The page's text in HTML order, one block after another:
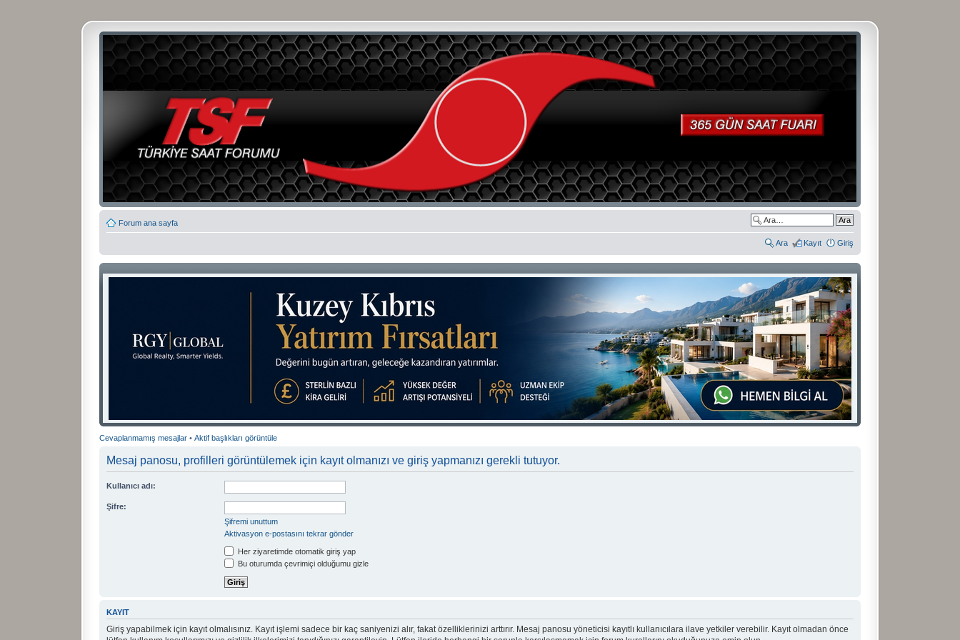
Forum ana sayfa
Ara Kayıt Giriş
Cevaplanmamış mesajlar • Aktif başlıkları görüntüle
Mesaj panosu, profilleri görüntülemek için kayıt olmanızı ve giriş yapmanızı gerekli tutuyor.
Kullanıcı adı:
Şifre:
Şifremi unuttum
Aktivasyon e-postasını tekrar gönder
Her ziyaretimde otomatik giriş yap
Bu oturumda çevrimiçi olduğumu gizle
KAYIT
Giriş yapabilmek için kayıt olmalısınız. Kayıt işlemi sadece bir kaç saniyenizi alır, fakat özelliklerinizi arttırır. Mesaj panosu yöneticisi kayıtlı kullanıcılara ilave yetkiler verebilir. Kayıt olmadan önce